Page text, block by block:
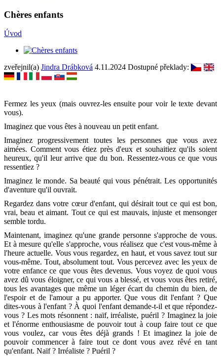
Chères enfants
Úvod
zveřejnil(a) Jindra Drábková 4.11.2024 Dostupné překlady:
Fermez les yeux (mais ouvrez-les ensuite pour voir le texte devant
vous).
Imaginez que vous êtes à nouveau un petit enfant.
Imaginez progressivement toutes les personnes que vous avez
aimées. Comment vous étiez près d'eux et souhaitiez qu'ils soient
heureux, qu'il leur arrive que du bon. Ressentez-vous ce que vous
ressentiez ?
Imaginez le monde. Sa beauté qui vous pénétrait. Les opportunités
d'aventure qu'il ouvrait.
Regardez dans votre cœur d'enfant, qui désirait tout ce qui est bon,
vrai, beau et aimant. Tout ce qui est mauvais, injuste et mensonger
semble tordu.
Maintenant, imaginez qu'une grande personne s'approche de vous.
Et à mesure qu'elle s'approche, vous réalisez que c'est vous-même à
l'heure actuelle. Vous vous regardez, en haut, et vous savez tout sur
vous-même. Tout, absolument tout. Vous percevez avec les yeux de
votre enfance ce que vous êtes devenus. Vous voyez de quoi vous
avez dû vous éloigner, ce qui vous a blessé, et vous vous êtes retiré,
tous les avantages que même un léger écart du chemin du bien, de
l'espoir et de l'amour a pu apporter. Que vous dit l'enfant ? Que
dites-vous à l'enfant ? À quoi l'enfant demande-t-il et que répondez-
vous ? Les mots résonnent : naïf, irréaliste, puéril ? Imaginez la joie
et l'énorme enthousiasme de pouvoir tout à coup faire tout ce que
vous voulez, car vous êtes déjà grands ! Et imaginez la joie de
pouvoir commencer à faire tout ce dont vous avez rêvé en tant
qu'enfant. Naïf ? Irréaliste ? Puéril ?